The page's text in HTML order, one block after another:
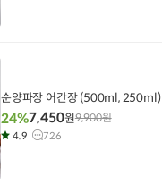
순양파장 어간장 (500ml, 250ml)
24%7,450원9,900원
4.9 726